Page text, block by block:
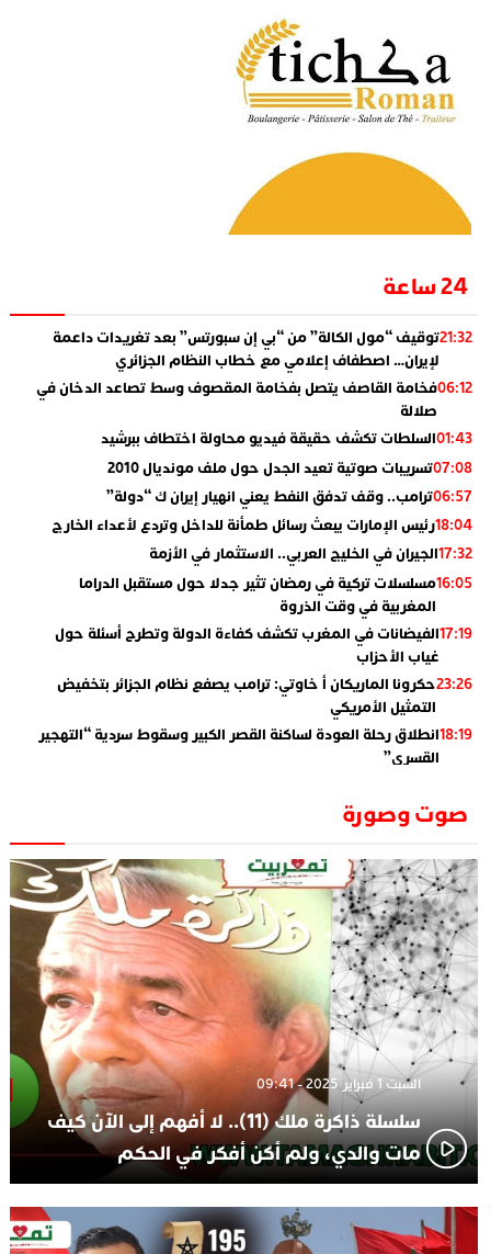
24 ساعة
21:32توقيف “مول الكالة” من “بي إن سبورتس” بعد تغريدات داعمة
لإيران… اصطفاف إعلامي مع خطاب النظام الجزائري
06:12فخامة القاصف يتصل بفخامة المقصوف وسط تصاعد الدخان في
صلالة
01:43السلطات تكشف حقيقة فيديو محاولة اختطاف ببرشيد
07:08تسريبات صوتية تعيد الجدل حول ملف مونديال 2010
06:57ترامب.. وقف تدفق النفط يعني انهيار إيران ك “دولة”
18:04رئيس الإمارات يبعث رسائل طمأنة للداخل وتردع لأعداء الخارج
17:32الجيران في الخليج العربي.. الاستثمار في الأزمة
16:05مسلسلات تركية في رمضان تثير جدلا حول مستقبل الدراما
المغربية في وقت الذروة
17:19الفيضانات في المغرب تكشف كفاءة الدولة وتطرح أسئلة حول
غياب الأحزاب
23:26حكرونا الماريكان أ خاوتي: ترامب يصفع نظام الجزائر بتخفيض
التمثيل الأمريكي
18:19انطلاق رحلة العودة لساكنة القصر الكبير وسقوط سردية “التهجير
القسري”
01:55
​”لارام”.. 3 خطوط أخرى نحو إسبانيا وهذه هي الوجهات
14:37الاعلامي حسن فاتح.. لهذا السبب يرفض بعض لاعبوا المنتخب
تعيين السكتيوي
صوت وصورة
السبت 1 فبراير 2025 - 09:41
سلسلة ذاكرة ملك (11).. لا أفهم إلى الآن كيف
مات والدي، ولم أكن أفكر في الحكم